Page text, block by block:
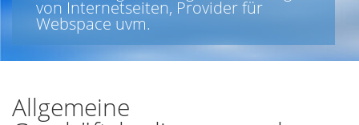
von Internetseiten, Provider für
Webspace uvm.
Allgemeine